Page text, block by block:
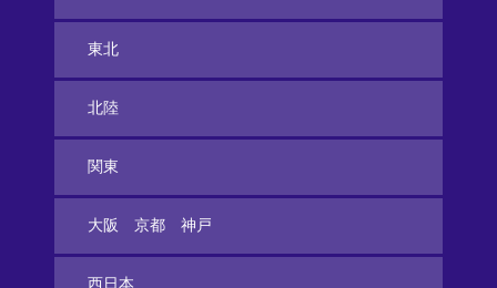
東北
北陸
関東
大阪 京都 神戸
西日本